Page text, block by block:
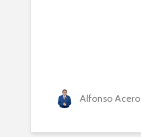
Alfonso Acero